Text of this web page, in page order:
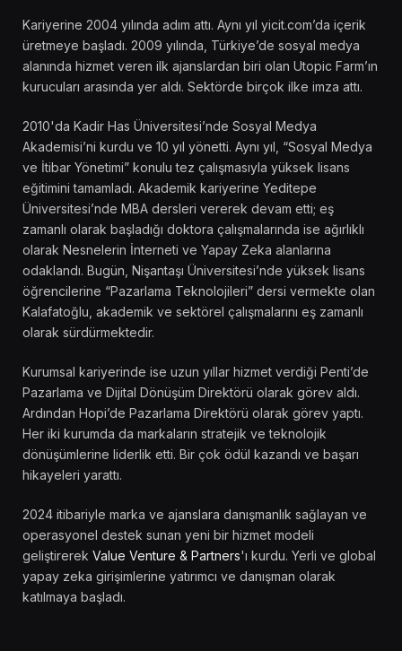
Kariyerine 2004 yılında adım attı. Aynı yıl yicit.com’da içerik
üretmeye başladı. 2009 yılında, Türkiye’de sosyal medya
alanında hizmet veren ilk ajanslardan biri olan Utopic Farm’ın
kurucuları arasında yer aldı. Sektörde birçok ilke imza attı.
2010'da Kadir Has Üniversitesi’nde Sosyal Medya
Akademisi’ni kurdu ve 10 yıl yönetti. Aynı yıl, “Sosyal Medya
ve İtibar Yönetimi” konulu tez çalışmasıyla yüksek lisans
eğitimini tamamladı. Akademik kariyerine Yeditepe
Üniversitesi’nde MBA dersleri vererek devam etti; eş
zamanlı olarak başladığı doktora çalışmalarında ise ağırlıklı
olarak Nesnelerin İnterneti ve Yapay Zeka alanlarına
odaklandı. Bugün, Nişantaşı Üniversitesi’nde yüksek lisans
öğrencilerine “Pazarlama Teknolojileri” dersi vermekte olan
Kalafatoğlu, akademik ve sektörel çalışmalarını eş zamanlı
olarak sürdürmektedir.
Kurumsal kariyerinde ise uzun yıllar hizmet verdiği Penti’de
Pazarlama ve Dijital Dönüşüm Direktörü olarak görev aldı.
Ardından Hopi’de Pazarlama Direktörü olarak görev yaptı.
Her iki kurumda da markaların stratejik ve teknolojik
dönüşümlerine liderlik etti. Bir çok ödül kazandı ve başarı
hikayeleri yarattı.
2024 itibariyle marka ve ajanslara danışmanlık sağlayan ve
operasyonel destek sunan yeni bir hizmet modeli
geliştirerek Value Venture & Partners'ı kurdu. Yerli ve global
yapay zeka girişimlerine yatırımcı ve danışman olarak
katılmaya başladı.